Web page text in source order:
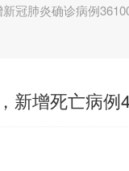
冠肺炎确诊病例
新增死亡病例